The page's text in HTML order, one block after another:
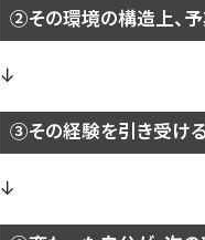
②その環境の構造上、
↓
③その経験を引き受ける
↓